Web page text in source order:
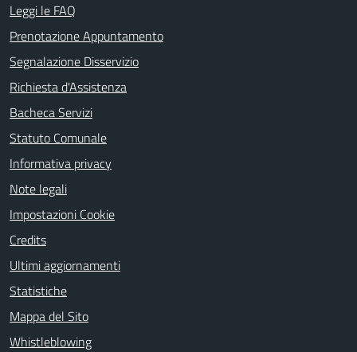
Leggi le FAQ
Prenotazione Appuntamento
Segnalazione Disservizio
Richiesta d'Assistenza
Bacheca Servizi
Statuto Comunale
Informativa privacy
Note legali
Impostazioni Cookie
Credits
Ultimi aggiornamenti
Statistiche
Mappa del Sito
Whistleblowing